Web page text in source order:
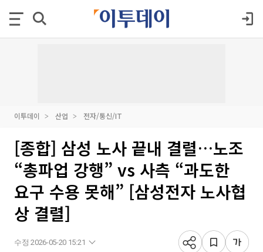
이투데이 산업 전자/통신/IT
[종합] 삼성 노사 끝내 결렬…노조
“총파업 강행” vs 사측 “과도한
요구 수용 못해” [삼성전자 노사협
상 결렬]
수정 2026-05-20 15:21